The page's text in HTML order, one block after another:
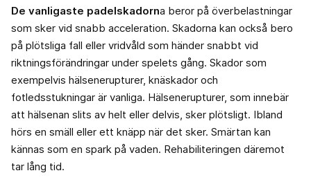
De vanligaste padelskadorna beror på överbelastningar
som sker vid snabb acceleration. Skadorna kan också bero
på plötsliga fall eller vridvåld som händer snabbt vid
riktningsförändringar under spelets gång. Skador som
exempelvis hälsenerupturer, knäskador och
fotledsstukningar är vanliga. Hälsenerupturer, som innebär
att hälsenan slits av helt eller delvis, sker plötsligt. Ibland
hörs en smäll eller ett knäpp när det sker. Smärtan kan
kännas som en spark på vaden. Rehabiliteringen däremot
tar lång tid.